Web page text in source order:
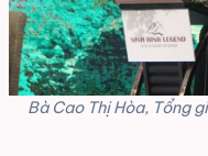
Bà Cao Thị Hòa, Tổng